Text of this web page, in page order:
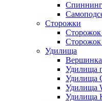
Сторожки
Сторожок
Удилища
Удилищa
Удилища
Удилища
Удилища